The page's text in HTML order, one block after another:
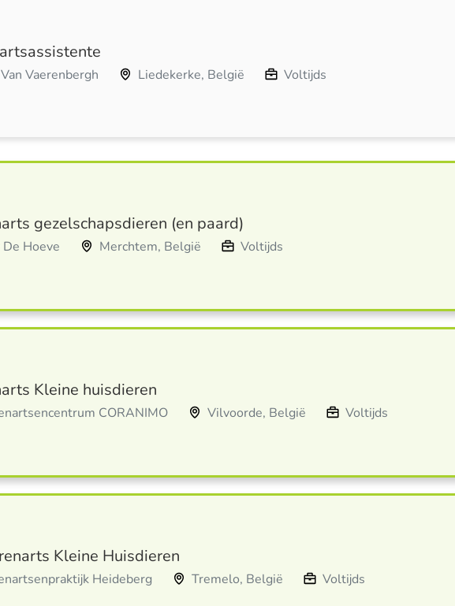
Vaerenbergh Liedekerke, België Voltijds
gezelschapsdieren (en paard)
Hoeve Merchtem, België Voltijds
Kleine huisdieren
CORANIMO Vilvoorde, België Voltijds
Kleine Huisdieren
Heideberg Tremelo, België Voltijds